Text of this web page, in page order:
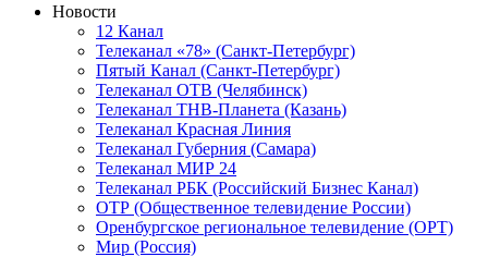
Новости
12 Канал
Телеканал «78» (Санкт-Петербург)
Пятый Канал (Санкт-Петербург)
Телеканал ОТВ (Челябинск)
Телеканал ТНВ-Планета (Казань)
Телеканал Красная Линия
Телеканал Губерния (Самара)
Телеканал МИР 24
Телеканал РБК (Российский Бизнес Канал)
ОТР (Общественное телевидение России)
Оренбургское региональное телевидение (ОРТ)
Мир (Россия)